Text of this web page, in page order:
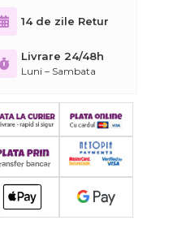
14 de zile Retur
Livrare 24/48h
Luni – Sambata